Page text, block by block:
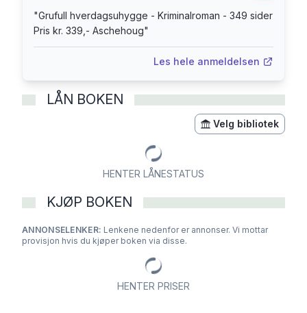
"Grufull hverdagsuhygge - Kriminalroman - 349 sider
Pris kr. 339,- Aschehoug"
Les hele anmeldelsen
LÅN BOKEN
Velg bibliotek
HENTER LÅNESTATUS
KJØP BOKEN
ANNONSELENKER: Lenkene nedenfor er annonser. Vi mottar
provisjon hvis du kjøper boken via disse.
HENTER PRISER